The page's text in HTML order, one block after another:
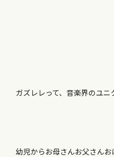
ガズレレって、音楽界のユニ
幼児からお母さんお父さん